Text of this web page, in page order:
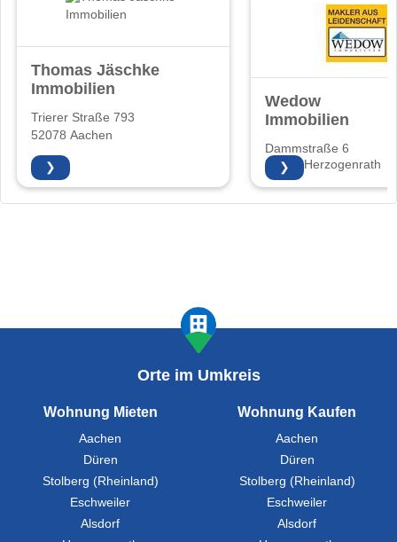
Thomas Jäschke
Immobilien
Trierer Straße 793
52078 Aachen
❯
Wedow
Immobilien
Dammstraße 6
52134 Herzogenrath
❯
Orte im Umkreis
Wohnung Mieten
Aachen
Düren
Stolberg (Rheinland)
Eschweiler
Alsdorf
Wohnung Kaufen
Aachen
Düren
Stolberg (Rheinland)
Eschweiler
Alsdorf